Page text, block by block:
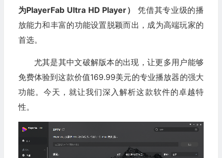
为PlayerFab Ultra HD Player）
凭借其专业级的播
放能力和丰富的功能设置脱颖而出，成为高端玩家的
首选。
尤其是其中文破解版本的出现，让更多用户能够
免费体验到这款价值169.99美元的专业播放器的强大
功能。今天，就让我们深入解析这款软件的卓越特
性。